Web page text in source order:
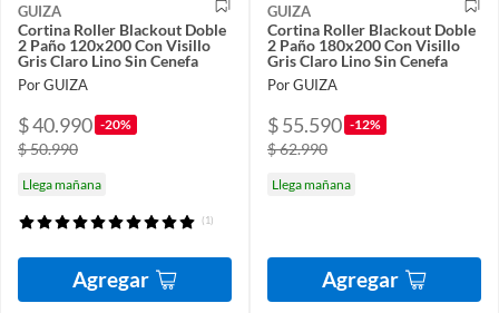
GUIZA
Cortina Roller Blackout Doble
2 Paño 120x200 Con Visillo
Gris Claro Lino Sin Cenefa
Por GUIZA
$ 40.990 -20%
$ 50.990
Llega mañana
(1)
Agregar
GUIZA
Cortina Roller Blackout Doble
2 Paño 180x200 Con Visillo
Gris Claro Lino Sin Cenefa
Por GUIZA
$ 55.590 -12%
$ 62.990
Llega mañana
Agregar